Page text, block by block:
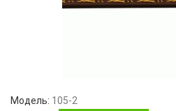
Модель: 105-2